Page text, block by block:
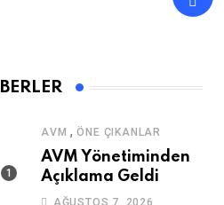
AVM ,ÖNE ÇIKANLAR
AVM Yönetiminden
Açıklama Geldi
AĞUSTOS 7, 2026